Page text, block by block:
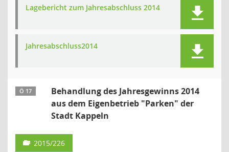
Lagebericht zum Jahresabschluss 2014
Jahresabschluss2014
Ö 17
Behandlung des Jahresgewinns 2014
aus dem Eigenbetrieb "Parken" der
Stadt Kappeln
2015/226